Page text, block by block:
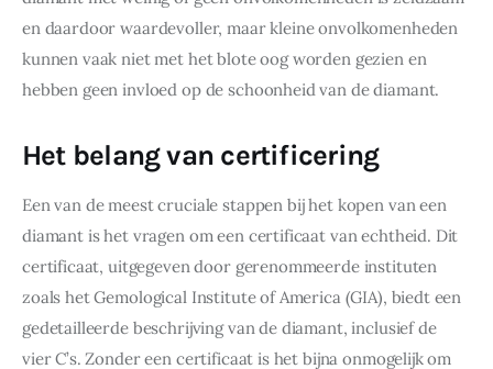
en daardoor waardevoller, maar kleine onvolkomenheden
kunnen vaak niet met het blote oog worden gezien en
hebben geen invloed op de schoonheid van de diamant.
Het belang van certificering
Een van de meest cruciale stappen bij het kopen van een
diamant is het vragen om een certificaat van echtheid. Dit
certificaat, uitgegeven door gerenommeerde instituten
zoals het Gemological Institute of America (GIA), biedt een
gedetailleerde beschrijving van de diamant, inclusief de
vier C’s. Zonder een certificaat is het bijna onmogelijk om